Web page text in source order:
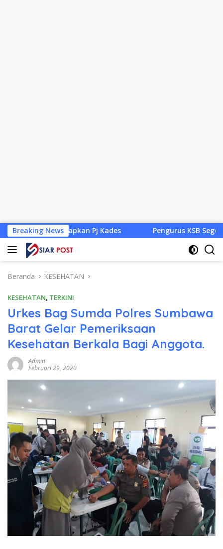
Langsung
ke
konten
Breaking News
Pj Kades Pengurus KSB Segel Venue Panjat
Beranda KESEHATAN
KESEHATAN, TERKINI
Urkes Bag Sumda Polres Sumbawa
Barat Gelar Pemeriksaan
Kesehatan Berkala Bagi Anggota.
Admin
Februari 29, 2020